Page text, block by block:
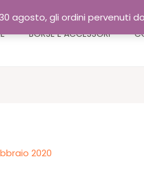
agosto, gli ordini pervenuti
BORSE E ACCESSORI
2020